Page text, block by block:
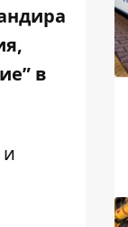
в
и